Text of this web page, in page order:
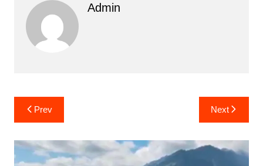
Admin
Post
navigation
Prev Next